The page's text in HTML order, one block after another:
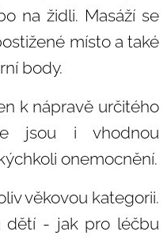
na židli. Masáží se
místo a také
body.
k nápravě určitého
jsou i vhodnou
onemocnění.
věkovou kategorii.
dětí - jak pro léčbu